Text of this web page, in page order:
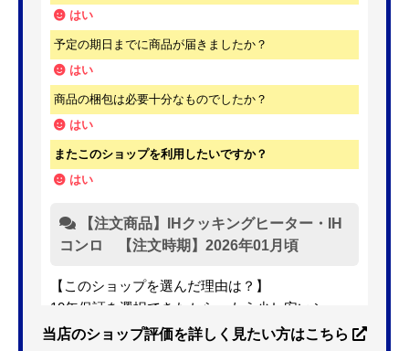
はい
予定の期日までに商品が届きましたか？
はい
商品の梱包は必要十分なものでしたか？
はい
またこのショップを利用したいですか？
はい
【注文商品】IHクッキングヒーター・IH
コンロ 【注文時期】2026年01月頃
【このショップを選んだ理由は？】
10年保証を選択できたから。もう少し安いショッ
プも有ったが、5年保証しかなかった。
当店のショップ評価を詳しく見たい方はこちら